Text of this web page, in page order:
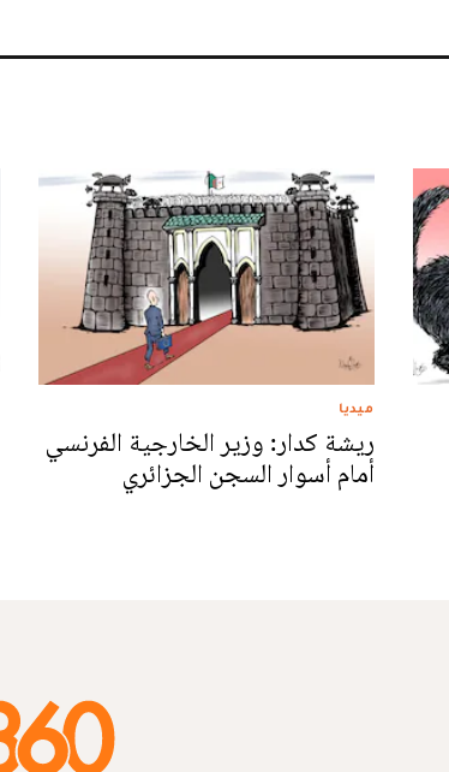
ميديا
ريشة كدار: وزير الخارجية الفرنسي
أمام أسوار السجن الجزائري